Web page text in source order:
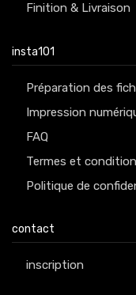
Finition & Livraison
insta101
Préparation des
Impression
FAQ
Termes et
Politique de
contact
inscription